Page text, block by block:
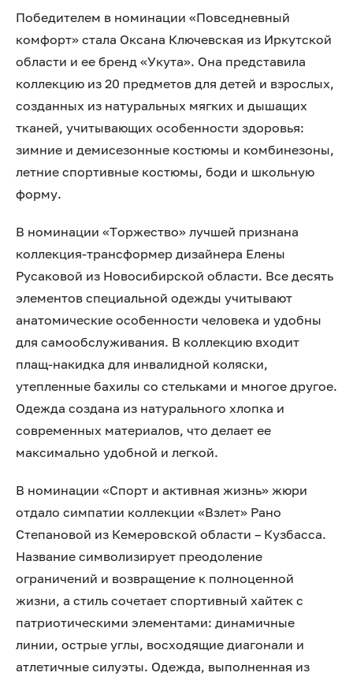
Победителем в номинации «Повседневный
комфорт» стала Оксана Ключевская из Иркутской
области и ее бренд «Укута». Она представила
коллекцию из 20 предметов для детей и взрослых,
созданных из натуральных мягких и дышащих
тканей, учитывающих особенности здоровья:
зимние и демисезонные костюмы и комбинезоны,
летние спортивные костюмы, боди и школьную
форму.
В номинации «Торжество» лучшей признана
коллекция-трансформер дизайнера Елены
Русаковой из Новосибирской области. Все десять
элементов специальной одежды учитывают
анатомические особенности человека и удобны
для самообслуживания. В коллекцию входит
плащ-накидка для инвалидной коляски,
утепленные бахилы со стельками и многое другое.
Одежда создана из натурального хлопка и
современных материалов, что делает ее
максимально удобной и легкой.
В номинации «Спорт и активная жизнь» жюри
отдало симпатии коллекции «Взлет» Рано
Степановой из Кемеровской области – Кузбасса.
Название символизирует преодоление
ограничений и возвращение к полноценной
жизни, а стиль сочетает спортивный хайтек с
патриотическими элементами: динамичные
линии, острые углы, восходящие диагонали и
атлетичные силуэты. Одежда, выполненная из